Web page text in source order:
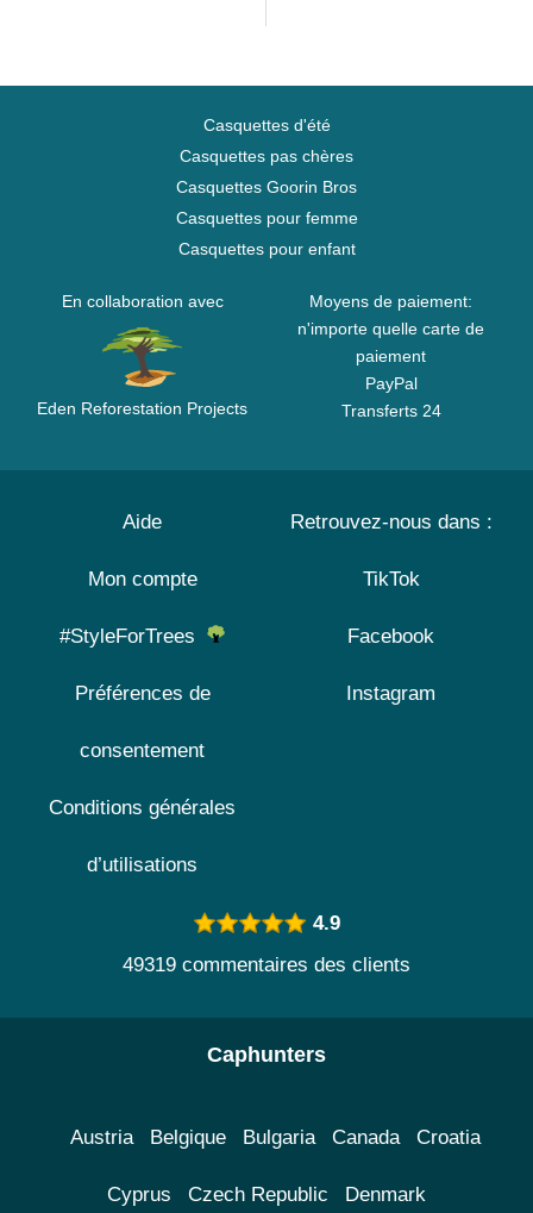
Casquettes d'été
Casquettes pas chères
Casquettes Goorin Bros
Casquettes pour femme
Casquettes pour enfant
En collaboration avec
Eden Reforestation Projects
Moyens de paiement:
n'importe quelle carte de
paiement
PayPal
Transferts 24
Aide
Mon compte
#StyleForTrees
Préférences de
consentement
Conditions générales
d’utilisations
Retrouvez-nous dans :
TikTok
Facebook
Instagram
4.9
49319 commentaires des clients
Caphunters
Austria Belgique Bulgaria Canada Croatia
Cyprus Czech Republic Denmark